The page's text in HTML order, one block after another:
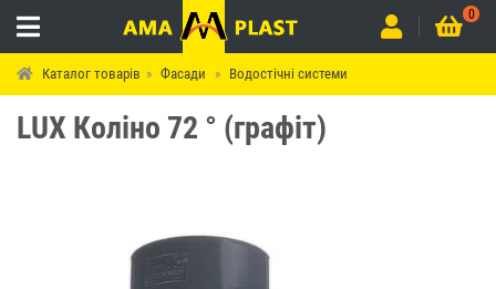
0
Каталог товарів Фасади Водостічні системи
LUX Коліно 72 ° (графіт)